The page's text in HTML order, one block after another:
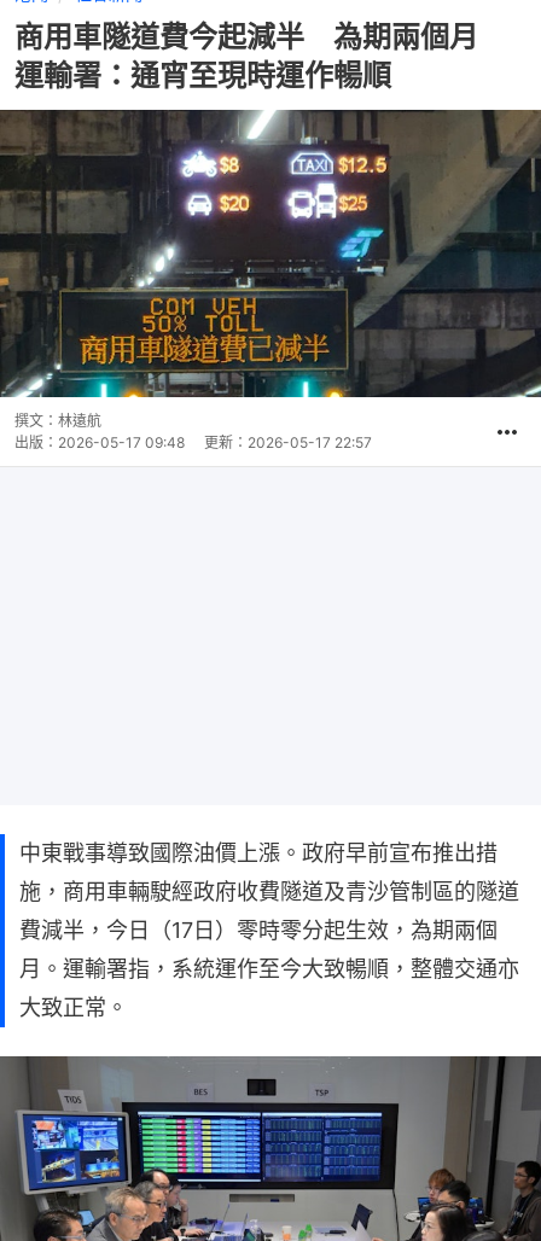
商用車隧道費今起減半 為期兩個月
運輸署：通宵至現時運作暢順
撰文： 林遠航
出版： 2026-05-17 09:48 更新： 2026-05-17 22:57
中東戰事導致國際油價上漲。政府早前宣布推出措
施，商用車輛駛經政府收費隧道及青沙管制區的隧道
費減半，今日（17日）零時零分起生效，為期兩個
月。運輸署指，系統運作至今大致暢順，整體交通亦
大致正常。